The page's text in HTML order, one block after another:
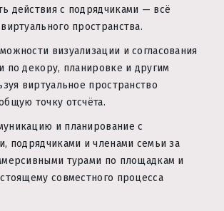
действия с подрядчиками — всё
пространства.
визуализации и согласования
по декору, планировке и другим
виртуальное пространство
точку отсчёта.
и планирование с
подрядчиками и членами семьи за
турами по площадкам и
совместного процесса